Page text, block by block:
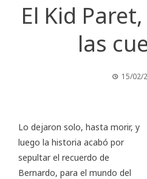
El Kid
las
15/02/
Lo dejaron solo, hasta morir, y
luego la historia acabó por
sepultar el recuerdo de
Bernardo, para el mundo del